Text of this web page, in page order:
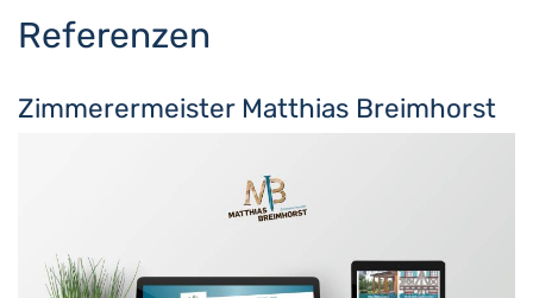
Referenzen
Zimmerermeister Matthias Breimhorst